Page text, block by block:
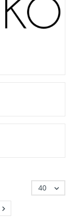
40 
